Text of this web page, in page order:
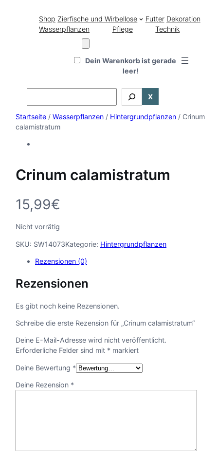
Shop Zierfische und Wirbellose Futter Dekoration
Wasserpflanzen
Pflege Technik
Dein Warenkorb ist gerade
leer!
X
Startseite / Wasserpflanzen / Hintergrundpflanzen / Crinum
calamistratum
Crinum calamistratum
15,99€
Nicht vorrätig
SKU: SW14073Kategorie: Hintergrundpflanzen
Rezensionen (0)
Rezensionen
Es gibt noch keine Rezensionen.
Schreibe die erste Rezension für „Crinum calamistratum“
Deine E-Mail-Adresse wird nicht veröffentlicht.
Erforderliche Felder sind mit * markiert
Deine Bewertung *
Deine Rezension *